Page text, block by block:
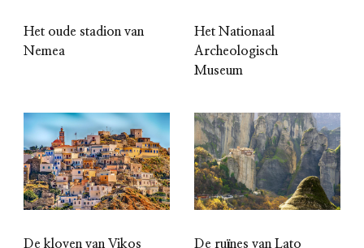
Het oude stadion van
Nemea
Het Nationaal
Archeologisch
Museum
De kloven van Vikos De ruïnes van Lato